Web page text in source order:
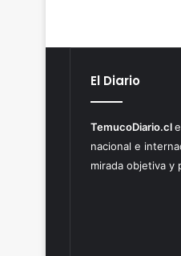
El Diario
TemucoDiario.cl
nacional e
mirada objetiva y